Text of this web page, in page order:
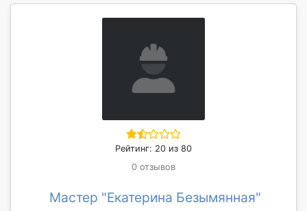
Рейтинг: 20 из 80
0 отзывов
Мастер "Екатерина Безымянная"